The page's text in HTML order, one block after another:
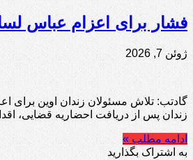
فشار برای اعزام عباس
ژوئن 7, 2026
زندان پس از دریافت احضاریه قضایی،
ادامه مطلب »
به اشتراک بگذارید